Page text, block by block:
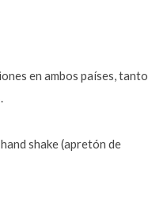
en ambos países, tanto
shake (apretón de